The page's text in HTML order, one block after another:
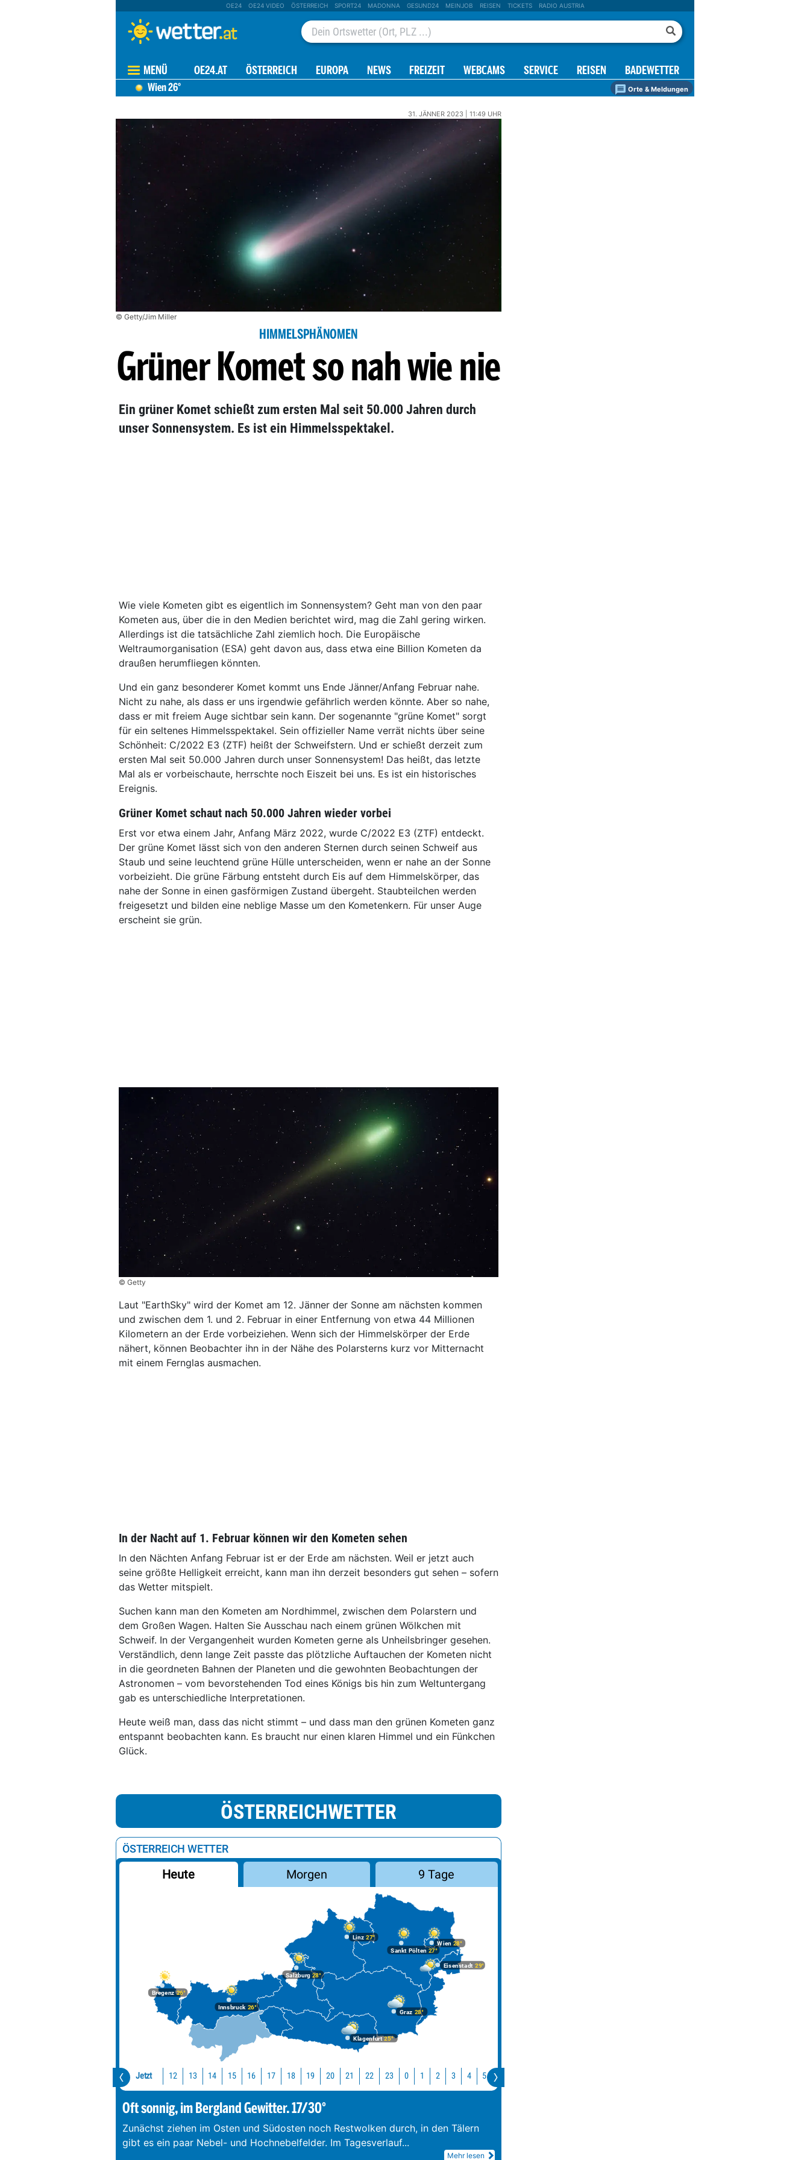
OE24 OE24 VIDEO ÖSTERREICH SPORT24 MADONNA GESUND24 MEINJOB REISEN TICKETS RADIO AUSTRIA
MENÜ OE24.AT ÖSTERREICH EUROPA NEWS FREIZEIT WEBCAMS SERVICE REISEN BADEWETTER
Wien26° Orte & Meldungen
31. JÄNNER 2023 | 11:49 UHR
© Getty/Jim Miller
HIMMELSPHÄNOMEN
Grüner Komet so nah wie nie
Ein grüner Komet schießt zum ersten Mal seit 50.000 Jahren durch
unser Sonnensystem. Es ist ein Himmelsspektakel.
Wie viele Kometen gibt es eigentlich im Sonnensystem? Geht man von den paar
Kometen aus, über die in den Medien berichtet wird, mag die Zahl gering wirken.
Allerdings ist die tatsächliche Zahl ziemlich hoch. Die Europäische
Weltraumorganisation (ESA) geht davon aus, dass etwa eine Billion Kometen da
draußen herumfliegen könnten.
Und ein ganz besonderer Komet kommt uns Ende Jänner/Anfang Februar nahe.
Nicht zu nahe, als dass er uns irgendwie gefährlich werden könnte. Aber so nahe,
dass er mit freiem Auge sichtbar sein kann. Der sogenannte "grüne Komet" sorgt
für ein seltenes Himmelsspektakel. Sein offizieller Name verrät nichts über seine
Schönheit: C/2022 E3 (ZTF) heißt der Schweifstern. Und er schießt derzeit zum
ersten Mal seit 50.000 Jahren durch unser Sonnensystem! Das heißt, das letzte
Mal als er vorbeischaute, herrschte noch Eiszeit bei uns. Es ist ein historisches
Ereignis.
Grüner Komet schaut nach 50.000 Jahren wieder vorbei
Erst vor etwa einem Jahr, Anfang März 2022, wurde C/2022 E3 (ZTF) entdeckt.
Der grüne Komet lässt sich von den anderen Sternen durch seinen Schweif aus
Staub und seine leuchtend grüne Hülle unterscheiden, wenn er nahe an der Sonne
vorbeizieht. Die grüne Färbung entsteht durch Eis auf dem Himmelskörper, das
nahe der Sonne in einen gasförmigen Zustand übergeht. Staubteilchen werden
freigesetzt und bilden eine neblige Masse um den Kometenkern. Für unser Auge
erscheint sie grün.
© Getty
Laut "EarthSky" wird der Komet am 12. Jänner der Sonne am nächsten kommen
und zwischen dem 1. und 2. Februar in einer Entfernung von etwa 44 Millionen
Kilometern an der Erde vorbeiziehen. Wenn sich der Himmelskörper der Erde
nähert, können Beobachter ihn in der Nähe des Polarsterns kurz vor Mitternacht
mit einem Fernglas ausmachen.
In der Nacht auf 1. Februar können wir den Kometen sehen
In den Nächten Anfang Februar ist er der Erde am nächsten. Weil er jetzt auch
seine größte Helligkeit erreicht, kann man ihn derzeit besonders gut sehen – sofern
das Wetter mitspielt.
Suchen kann man den Kometen am Nordhimmel, zwischen dem Polarstern und
dem Großen Wagen. Halten Sie Ausschau nach einem grünen Wölkchen mit
Schweif. In der Vergangenheit wurden Kometen gerne als Unheilsbringer gesehen.
Verständlich, denn lange Zeit passte das plötzliche Auftauchen der Kometen nicht
in die geordneten Bahnen der Planeten und die gewohnten Beobachtungen der
Astronomen – vom bevorstehenden Tod eines Königs bis hin zum Weltuntergang
gab es unterschiedliche Interpretationen.
Heute weiß man, dass das nicht stimmt – und dass man den grünen Kometen ganz
entspannt beobachten kann. Es braucht nur einen klaren Himmel und ein Fünkchen
Glück.
ÖSTERREICHWETTER
ÖSTERREICH WETTER
Heute Morgen 9 Tage
Bregenz26°
Graz 28°
Innsbruck26°
Klagenfurt25°
Linz 27°
Salzburg28°
Wien 28°
Eisenstadt 29°
Sankt Pölten 27°
Jetzt 12 13 14 15 16 17 18 19 20 21 22 23 0 1 2 3 4 5
Oft sonnig, im Bergland Gewitter. 17/30°
Zunächst ziehen im Osten und Südosten noch Restwolken durch, in den Tälern
gibt es ein paar Nebel- und Hochnebelfelder. Im Tagesverlauf...
Mehr lesen